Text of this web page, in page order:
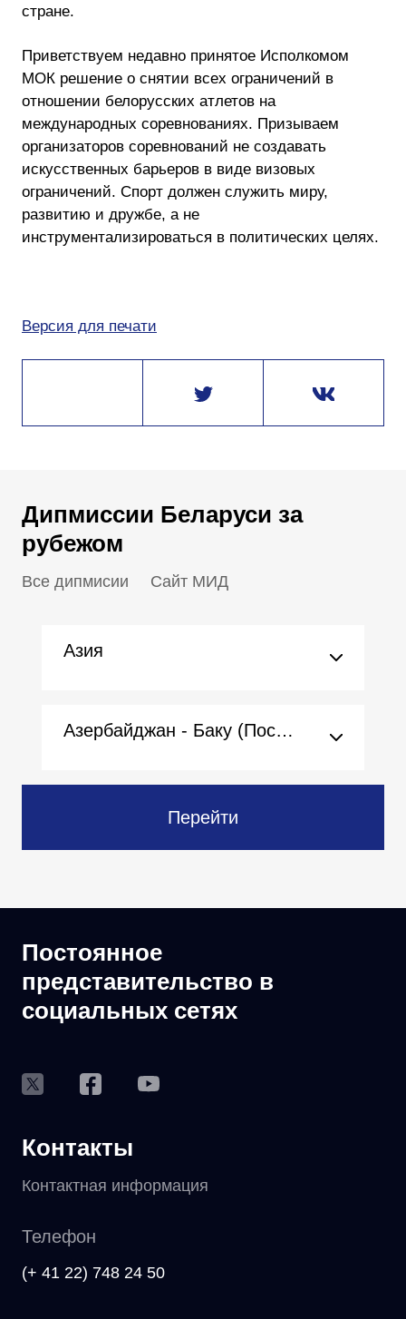
стране.
Приветствуем недавно принятое Исполкомом
МОК решение о снятии всех ограничений в
отношении белорусских атлетов на
международных соревнованиях. Призываем
организаторов соревнований не создавать
искусственных барьеров в виде визовых
ограничений. Спорт должен служить миру,
развитию и дружбе, а не
инструментализироваться в политических целях.
Версия для печати
Дипмиссии Беларуси за
рубежом
Все дипмисии Сайт МИД
Азия
Азербайджан - Баку (Посольство)
Перейти
Постоянное
представительство в
социальных сетях
Контакты
Контактная информация
Телефон
(+ 41 22) 748 24 50